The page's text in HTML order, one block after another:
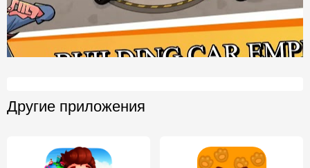
Другие приложения